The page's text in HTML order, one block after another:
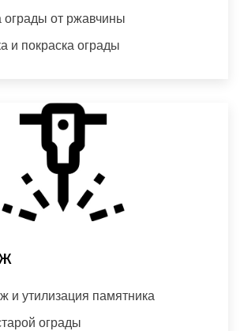
ограды от ржавчины
и покраска ограды
и утилизация памятника
ограды